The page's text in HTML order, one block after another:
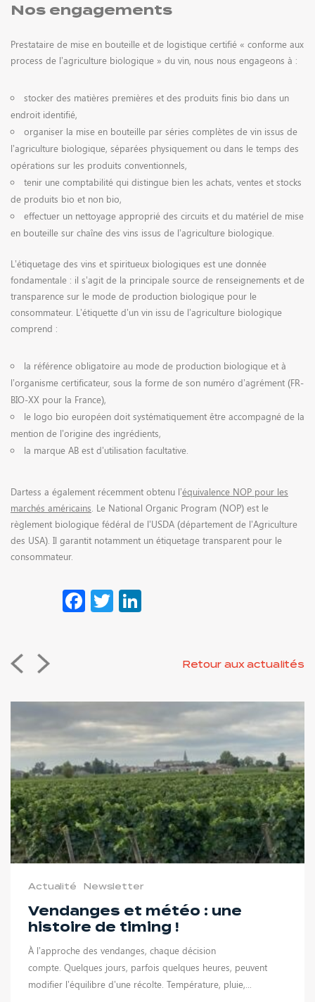
Nos engagements
Prestataire de mise en bouteille et de logistique certifié « conforme aux
process de l’agriculture biologique » du vin, nous nous engageons à :
stocker des matières premières et des produits finis bio dans un
endroit identifié,
organiser la mise en bouteille par séries complètes de vin issus de
l’agriculture biologique, séparées physiquement ou dans le temps des
opérations sur les produits conventionnels,
tenir une comptabilité qui distingue bien les achats, ventes et stocks
de produits bio et non bio,
effectuer un nettoyage approprié des circuits et du matériel de mise
en bouteille sur chaîne des vins issus de l’agriculture biologique.
L’étiquetage des vins et spiritueux biologiques est une donnée
fondamentale : il s’agit de la principale source de renseignements et de
transparence sur le mode de production biologique pour le
consommateur. L’étiquette d’un vin issu de l’agriculture biologique
comprend :
la référence obligatoire au mode de production biologique et à
l’organisme certificateur, sous la forme de son numéro d’agrément (FR-
BIO-XX pour la France),
le logo bio européen doit systématiquement être accompagné de la
mention de l’origine des ingrédients,
la marque AB est d’utilisation facultative.
Dartess a également récemment obtenu l’équivalence NOP pour les
marchés américains . Le National Organic Program (NOP) est le
règlement biologique fédéral de l’USDA (département de l’Agriculture
des USA). Il garantit notamment un étiquetage transparent pour le
consommateur.
Facebook
Twitter
Retour aux actualités
Actualité Newsletter
Vendanges et météo : une
histoire de timing !
À l’approche des vendanges, chaque décision
compte. Quelques jours, parfois quelques heures, peuvent
modifier l’équilibre d’une récolte. Température, pluie,...